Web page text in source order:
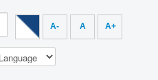
Canais
Servidor
A- A A+